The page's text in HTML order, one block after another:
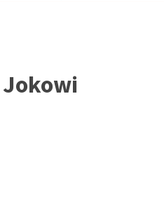
Jokowi